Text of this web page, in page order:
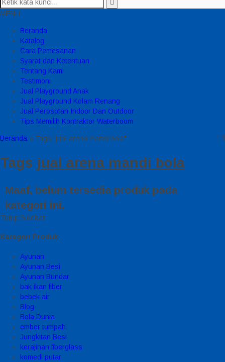
MENU
Beranda
Katalog
Cara Pemesanan
Syarat dan Ketentuan
Tentang Kami
Testimoni
Jual Playground Anak
Jual Playground Kolam Renang
Jual Perosotan Indoor Dan Outdoor
Tips Memilih Kontraktor Waterboom
Beranda » Tags "jual arena mandi bola"
Tags jual arena mandi bola
Maaf, belum tersedia produk pada
kategori ini.
Tutup Sidebar
Kategori Produk
Ayunan
Ayunan Besi
Ayunan Bundar
bak ikan fiber
bebek air
Blog
Bola Dunia
ember tumpah
Jungkitan Besi
kerajinan fiberglass
komedi putar